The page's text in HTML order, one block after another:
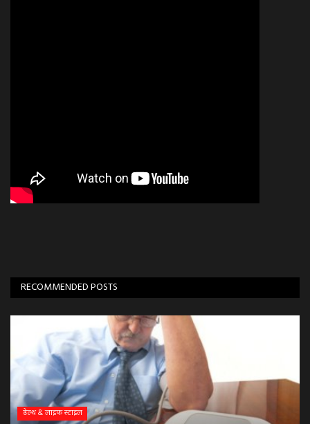
RECOMMENDED POSTS
हेल्थ & लाइफ स्टाइल